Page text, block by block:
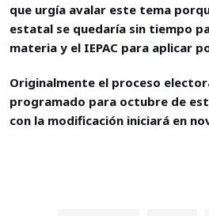
que urgía avalar este tema
estatal se quedaría sin tiempo
materia y el IEPAC para aplicar
Originalmente el proceso
programado para octubre de
con la modificación iniciará en